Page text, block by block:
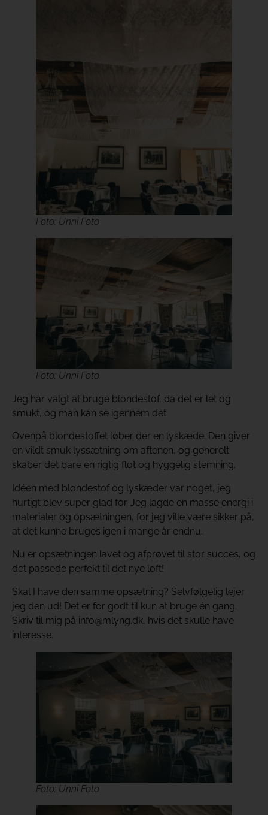
Foto: Unni Foto
Foto: Unni Foto
Jeg har valgt at bruge blondestof, da det er let og
smukt, og man kan se igennem det.
Ovenpå blondestoffet løber der en lyskæde. Den giver
en vildt smuk lyssætning om aftenen, og generelt
skaber det bare en rigtig flot og hyggelig stemning.
Idéen med blondestof og lyskæder var noget, jeg
hurtigt blev super glad for. Jeg lagde en masse energi i
materialer og opsætningen, for jeg ville være sikker på,
at det kunne bruges igen i mange år endnu.
Nu er opsætningen lavet og afprøvet til stor succes, og
det passede perfekt til det nye loft!
Skal I have den samme opsætning? Selvfølgelig lejer
jeg den ud! Det er for godt til kun at bruge én gang.
Skriv til mig på info@mlyng.dk, hvis det skulle have
interesse.
Foto: Unni Foto